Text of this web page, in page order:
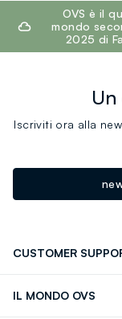
footer.ariatitleOVS è il
mondo
2025 di
Iscriviti ora alla
CUSTOMER
IL MONDO OVS